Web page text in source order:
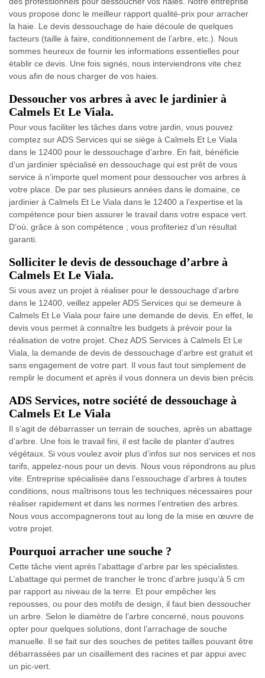
vous propose donc le meilleur rapport qualité-prix pour arracher
la haie. Le devis dessouchage de haie découle de quelques
facteurs (taille à faire, conditionnement de l’arbre, etc.). Nous
sommes heureux de fournir les informations essentielles pour
établir ce devis. Une fois signés, nous interviendrons vite chez
vous afin de nous charger de vos haies.
Dessoucher vos arbres à avec le jardinier à
Calmels Et Le Viala.
Pour vous faciliter les tâches dans votre jardin, vous pouvez
comptez sur ADS Services qui se siège à Calmels Et Le Viala
dans le 12400 pour le dessouchage d’arbre. En fait, bénéficie
d’un jardinier spécialisé en dessouchage qui est prêt de vous
service à n’importe quel moment pour dessoucher vos arbres à
votre place. De par ses plusieurs années dans le domaine, ce
jardinier à Calmels Et Le Viala dans le 12400 a l’expertise et la
compétence pour bien assurer le travail dans votre espace vert.
D’où, grâce à son compétence ; vous profiteriez d’un résultat
garanti.
Solliciter le devis de dessouchage d’arbre à
Calmels Et Le Viala.
Si vous avez un projet à réaliser pour le dessouchage d’arbre
dans le 12400, veillez appeler ADS Services qui se demeure à
Calmels Et Le Viala pour faire une demande de devis. En effet, le
devis vous permet à connaître les budgets à prévoir pour la
réalisation de votre projet. Chez ADS Services à Calmels Et Le
Viala, la demande de devis de dessouchage d’arbre est gratuit et
sans engagement de votre part. Il vous faut tout simplement de
remplir le document et après il vous donnera un devis bien précis.
ADS Services, notre société de dessouchage à
Calmels Et Le Viala
Il s’agit de débarrasser un terrain de souches, après un abattage
d’arbre. Une fois le travail fini, il est facile de planter d’autres
végétaux. Si vous voulez avoir plus d’infos sur nos services et nos
tarifs, appelez-nous pour un devis. Nous vous répondrons au plus
vite. Entreprise spécialisée dans l’essouchage d’arbres à toutes
conditions, nous maîtrisons tous les techniques nécessaires pour
réaliser rapidement et dans les normes l’entretien des arbres.
Nous vous accompagnerons tout au long de la mise en œuvre de
votre projet.
Pourquoi arracher une souche ?
Cette tâche vient après l’abattage d’arbre par les spécialistes.
L’abattage qui permet de trancher le tronc d’arbre jusqu’à 5 cm
par rapport au niveau de la terre. Et pour empêcher les
repousses, ou pour des motifs de design, il faut bien dessoucher
un arbre. Selon le diamètre de l’arbre concerné, nous pouvons
opter pour quelques solutions, dont l’arrachage de souche
manuelle. Il se fait sur des souches de petites tailles pouvant être
débarrassées par un cisaillement des racines et par appui avec
un pic-vert.